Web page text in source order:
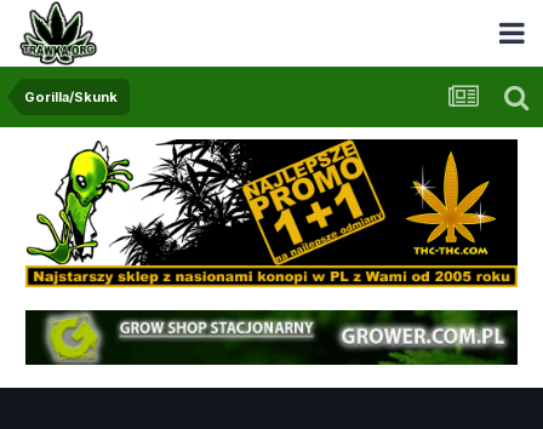
Gorilla/Skunk